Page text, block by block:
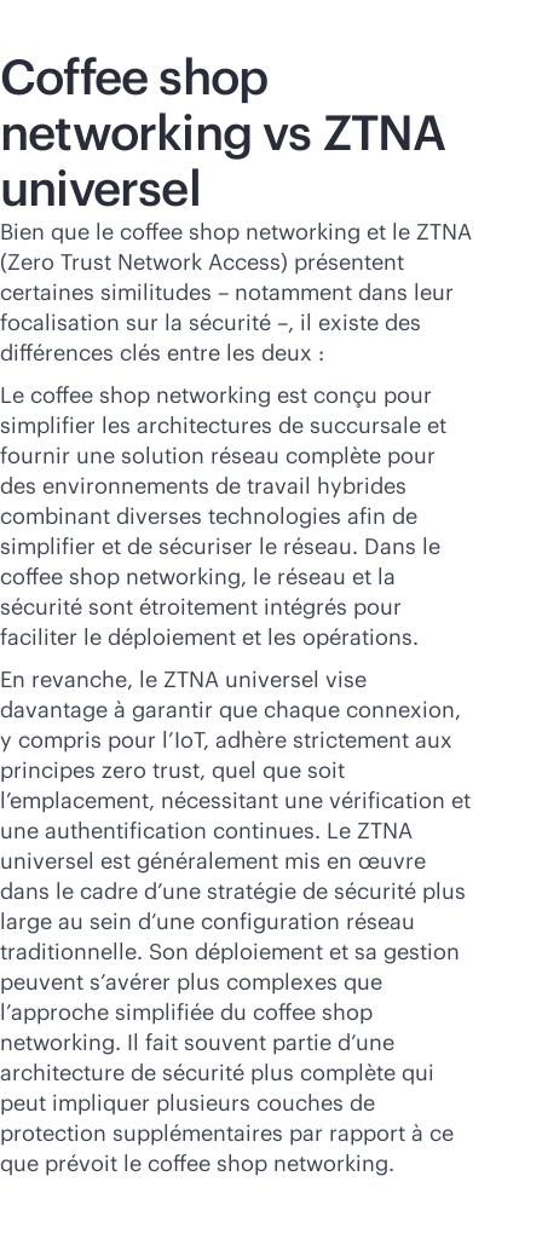
Coffee shop
networking vs ZTNA
universel
Bien que le coffee shop networking et le ZTNA
(Zero Trust Network Access) présentent
certaines similitudes – notamment dans leur
focalisation sur la sécurité –, il existe des
différences clés entre les deux :
Le coffee shop networking est conçu pour
simplifier les architectures de succursale et
fournir une solution réseau complète pour
des environnements de travail hybrides
combinant diverses technologies afin de
simplifier et de sécuriser le réseau. Dans le
coffee shop networking, le réseau et la
sécurité sont étroitement intégrés pour
faciliter le déploiement et les opérations.
En revanche, le ZTNA universel vise
davantage à garantir que chaque connexion,
y compris pour l’IoT, adhère strictement aux
principes zero trust, quel que soit
l’emplacement, nécessitant une vérification et
une authentification continues. Le ZTNA
universel est généralement mis en œuvre
dans le cadre d’une stratégie de sécurité plus
large au sein d’une configuration réseau
traditionnelle. Son déploiement et sa gestion
peuvent s’avérer plus complexes que
l’approche simplifiée du coffee shop
networking. Il fait souvent partie d’une
architecture de sécurité plus complète qui
peut impliquer plusieurs couches de
protection supplémentaires par rapport à ce
que prévoit le coffee shop networking.